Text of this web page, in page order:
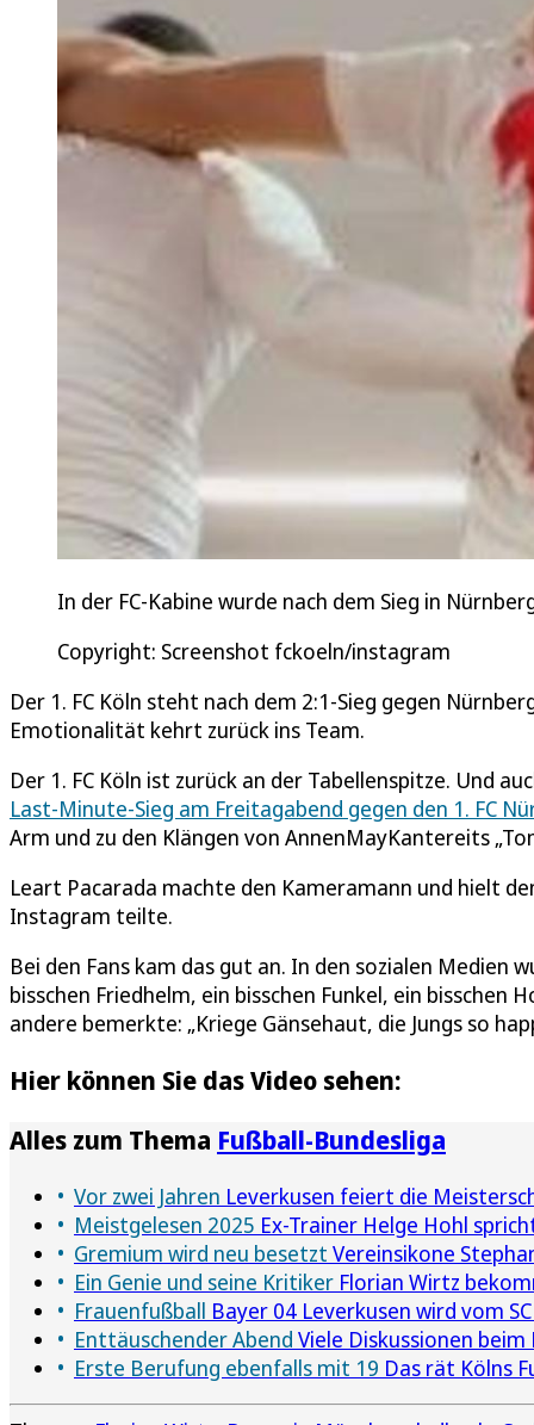
In der FC-Kabine wurde nach dem Sieg in
Copyright: Screenshot fckoeln/instagram
Der 1. FC Köln steht nach dem 2:1-Sieg gegen
Emotionalität kehrt zurück ins Team.
Der 1. FC Köln ist zurück an der Tabellenspitze. Und
Last-Minute-Sieg am Freitagabend gegen den 1. FC
Arm und zu den Klängen von AnnenMayKantereits
Leart Pacarada machte den Kameramann und hielt
Instagram teilte.
Bei den Fans kam das gut an. In den sozialen Medien
bisschen Friedhelm, ein bisschen Funkel, ein
andere bemerkte: „Kriege Gänsehaut, die Jungs so
Hier können Sie das Video sehen:
Alles zum Thema Fußball-Bundesliga
Vor zwei Jahren Leverkusen feiert die
Meistgelesen 2025 Ex-Trainer Helge Hohl
Gremium wird neu besetzt Vereinsikone
Ein Genie und seine Kritiker Florian Wirtz
Frauenfußball Bayer 04 Leverkusen wird vom
Enttäuschender Abend Viele Diskussionen
Erste Berufung ebenfalls mit 19 Das rät Kölns